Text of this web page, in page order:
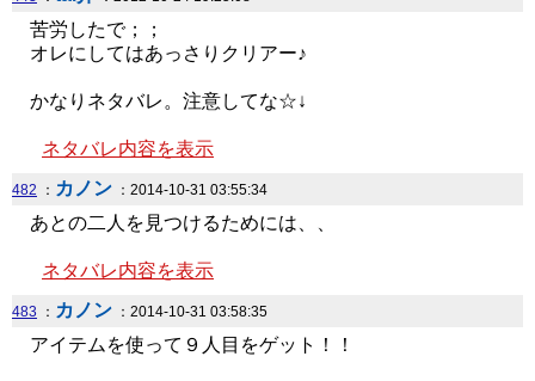
苦労したで；；
オレにしてはあっさりクリアー♪
かなりネタバレ。注意してな☆↓
ネタバレ内容を表示
482 ： カノン ：2014-10-31 03:55:34
あとの二人を見つけるためには、、
ネタバレ内容を表示
483 ： カノン ：2014-10-31 03:58:35
アイテムを使って９人目をゲット！！